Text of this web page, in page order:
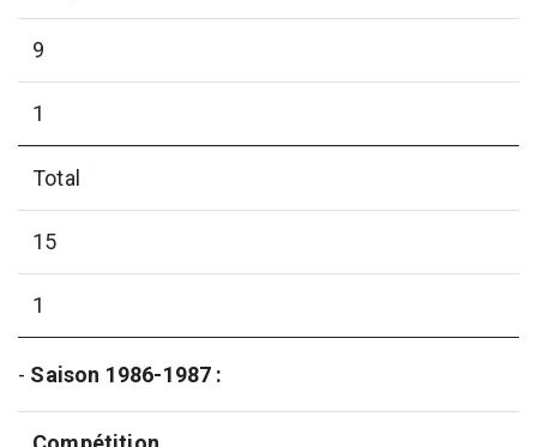
9
1
Total
15
1
- Saison 1986-1987 :